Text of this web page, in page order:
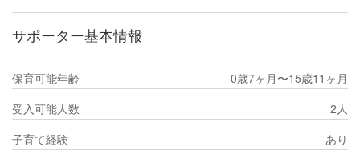
サポーター基本情報
保育可能年齢
0歳7ヶ月〜15歳11ヶ月
受入可能人数
2人
子育て経験
あり